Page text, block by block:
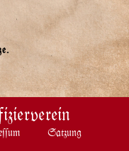
Satzung